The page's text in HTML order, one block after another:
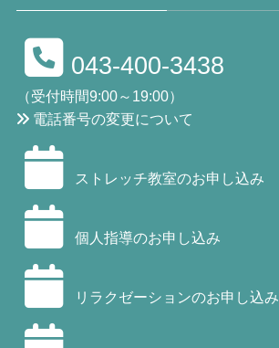
043-400-3438
（受付時間9:00～19:00）
電話番号の変更について
ストレッチ教室のお申し込み
個人指導のお申し込み
リラクゼーションのお申し込み